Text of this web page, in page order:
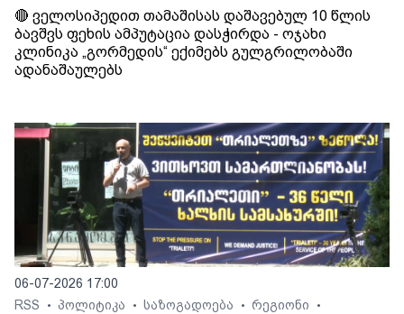
🔴 ველოსიპედით თამაშისას დაშავებულ 10 წლის
ბავშვს ფეხის ამპუტაცია დასჭირდა - ოჯახი
კლინიკა „გორმედის“ ექიმებს გულგრილობაში
ადანაშაულებს
06-07-2026 17:00
RSS
• პოლიტიკა • საზოგადოება • რეგიონი •